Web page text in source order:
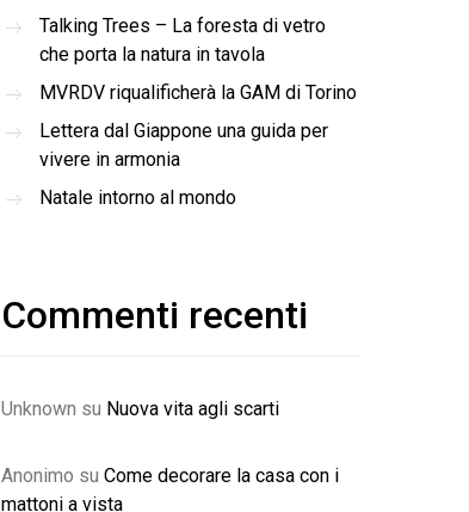
Talking Trees – La foresta di vetro
che porta la natura in tavola
MVRDV riqualificherà la GAM di Torino
Lettera dal Giappone una guida per
vivere in armonia
Natale intorno al mondo
Commenti recenti
Unknown su Nuova vita agli scarti
Anonimo su Come decorare la casa con i
mattoni a vista